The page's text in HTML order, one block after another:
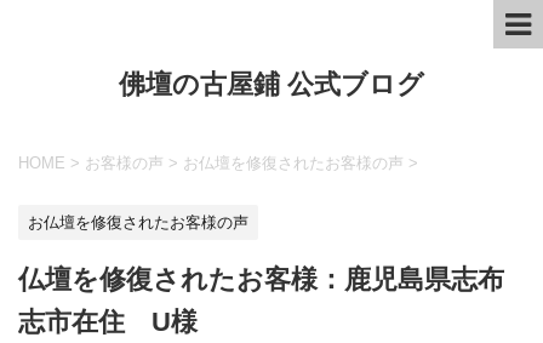
佛壇の古屋鋪 公式ブログ
HOME > お客様の声 > お仏壇を修復されたお客様の声 >
お仏壇を修復されたお客様の声
仏壇を修復されたお客様：鹿児島県志布
志市在住 U様